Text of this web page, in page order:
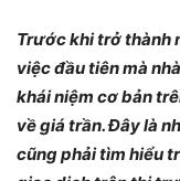
Trước khi trở thành
việc đầu tiên mà
khái niệm cơ bản
về giá trần. Đây là
cũng phải tìm hiểu